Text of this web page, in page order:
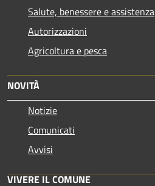
Salute, benessere e assistenza
Autorizzazioni
Agricoltura e pesca
NOVITÀ
Notizie
Comunicati
Avvisi
VIVERE IL COMUNE